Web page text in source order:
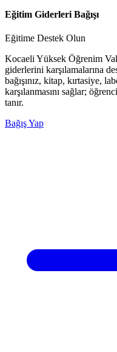
Eğitim Giderleri Bağışı
Eğitime Destek Olun
Kocaeli Yüksek Öğrenim
giderlerini karşılamalarına
bağışınız, kitap, kırtasiye,
karşılanmasını sağlar;
tanır.
Bağış Yap